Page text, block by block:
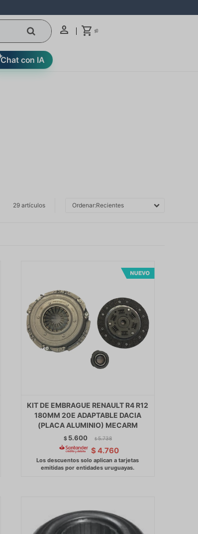
$0
Chat con IA
29 artículos Recientes
KIT DE EMBRAGUE RENAULT R4 R12
180MM 20E ADAPTABLE DACIA
(PLACA ALUMINIO) MECARM
$ 5.600 $ 5.738
$ 4.760